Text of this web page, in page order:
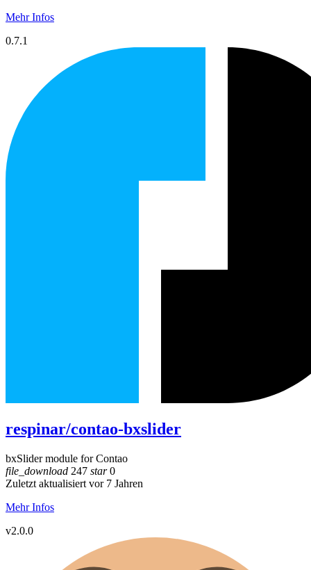
Mehr Infos
0.7.1
respinar/contao-bxslider
bxSlider module for Contao
file_download 247 star0
Zuletzt aktualisiert vor 7 Jahren
Mehr Infos
v2.0.0